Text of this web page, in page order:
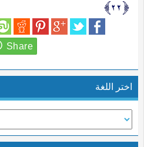
اختر اللغة